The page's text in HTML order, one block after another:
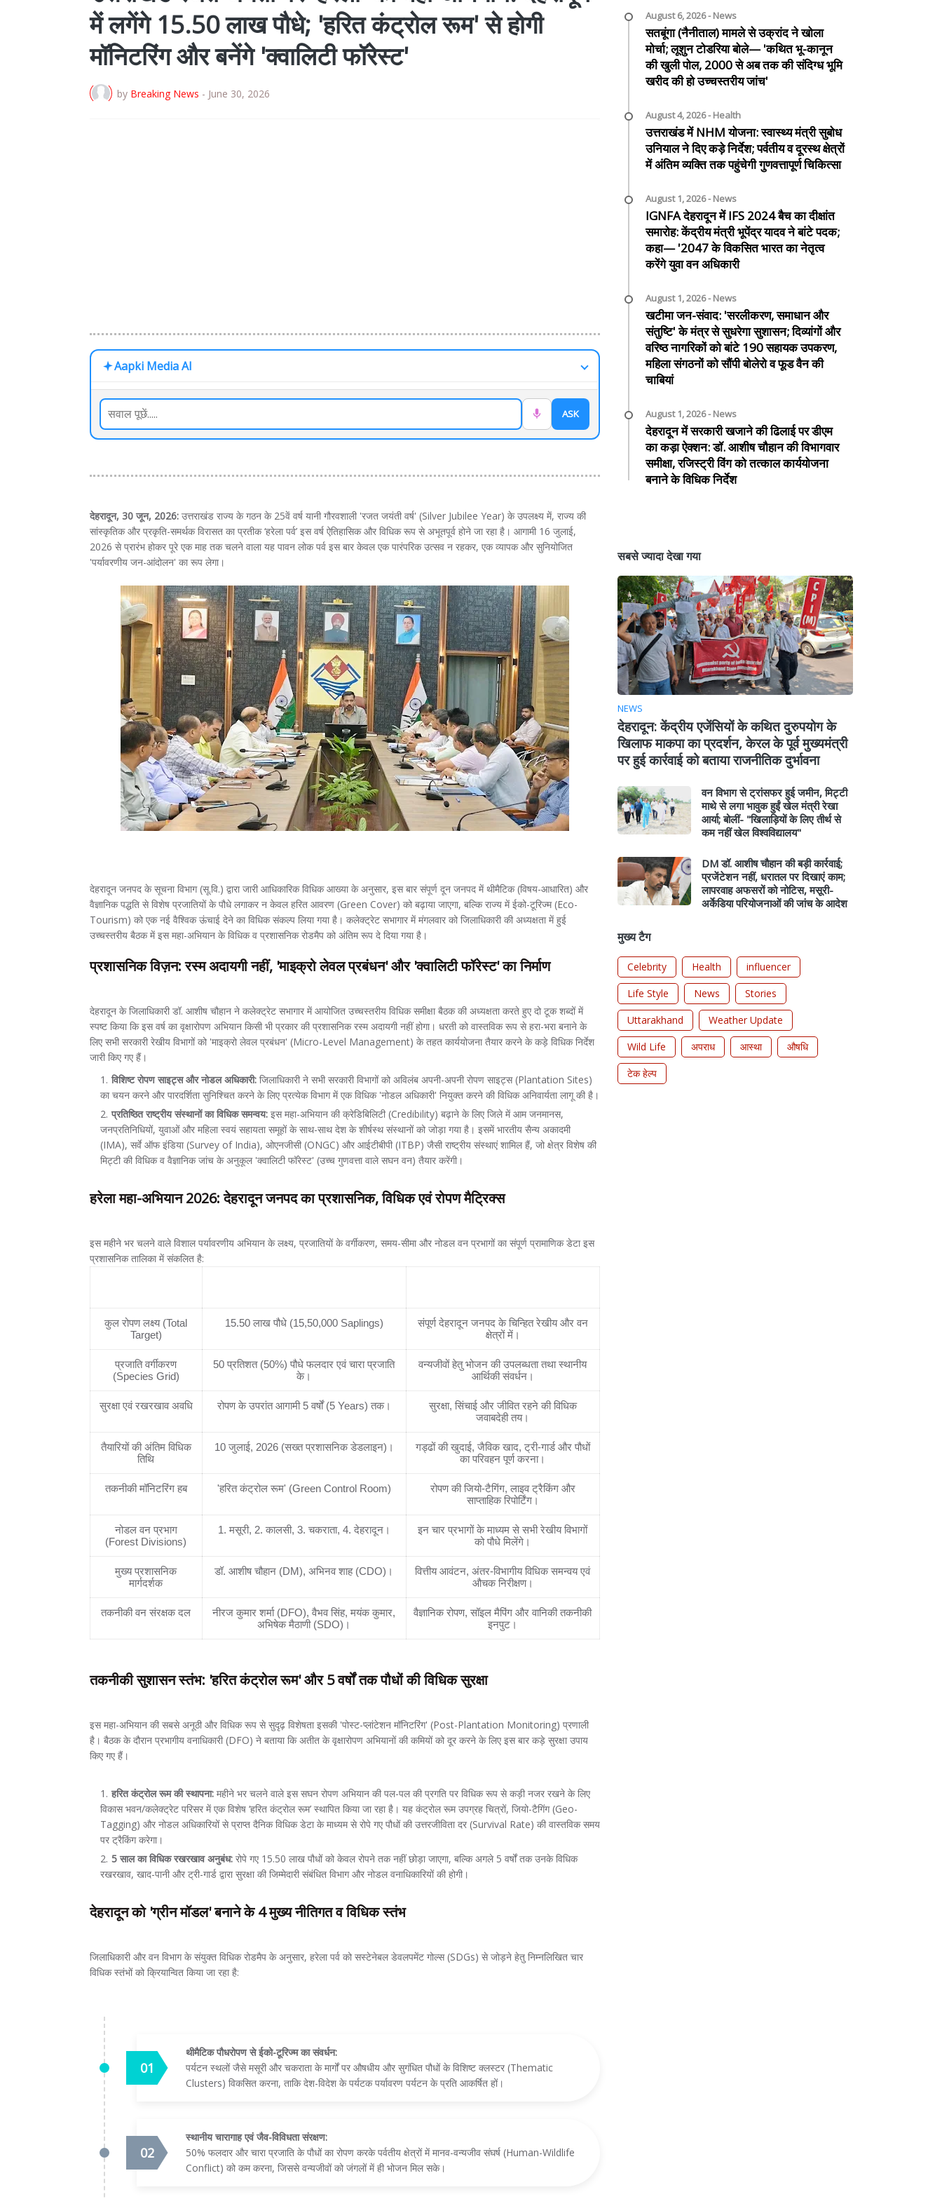
में लगेंगे 15.50 लाख पौधे; 'हरित कंट्रोल रूम' से होगी
मॉनिटरिंग और बनेंगे 'क्वालिटी फॉरेस्ट'
by Breaking News - June 30, 2026
Aapki Media AI
ASK
देहरादून, 30 जून, 2026:उत्तराखंड राज्य के गठन के 25वें वर्ष यानी गौरवशाली 'रजत जयंती वर्ष' (Silver Jubilee Year) के उपलक्ष्य में, राज्य की
सांस्कृतिक और प्रकृति-समर्थक विरासत का प्रतीक ‘हरेला पर्व’ इस वर्ष ऐतिहासिक और विधिक रूप से अभूतपूर्व होने जा रहा है। आगामी 16 जुलाई,
2026 से प्रारंभ होकर पूरे एक माह तक चलने वाला यह पावन लोक पर्व इस बार केवल एक पारंपरिक उत्सव न रहकर, एक व्यापक और सुनियोजित
'पर्यावरणीय जन-आंदोलन' का रूप लेगा।
देहरादून जनपद के सूचना विभाग (सू.वि.) द्वारा जारी आधिकारिक विधिक आख्या के अनुसार, इस बार संपूर्ण दून जनपद में थीमैटिक (विषय-आधारित) और
वैज्ञानिक पद्धति से विशेष प्रजातियों के पौधे लगाकर न केवल हरित आवरण (Green Cover) को बढ़ाया जाएगा, बल्कि राज्य में ईको-टूरिज्म (Eco-
Tourism) को एक नई वैश्विक ऊंचाई देने का विधिक संकल्प लिया गया है। कलेक्ट्रेट सभागार में मंगलवार को जिलाधिकारी की अध्यक्षता में हुई
उच्चस्तरीय बैठक में इस महा-अभियान के विधिक व प्रशासनिक रोडमैप को अंतिम रूप दे दिया गया है।
प्रशासनिक विज़न: रस्म अदायगी नहीं, 'माइक्रो लेवल प्रबंधन' और 'क्वालिटी फॉरेस्ट' का निर्माण
देहरादून के जिलाधिकारी डॉ. आशीष चौहान ने कलेक्ट्रेट सभागार में आयोजित उच्चस्तरीय विधिक समीक्षा बैठक की अध्यक्षता करते हुए दो टूक शब्दों में
स्पष्ट किया कि इस वर्ष का वृक्षारोपण अभियान किसी भी प्रकार की प्रशासनिक रस्म अदायगी नहीं होगा। धरती को वास्तविक रूप से हरा-भरा बनाने के
लिए सभी सरकारी रेखीय विभागों को 'माइक्रो लेवल प्रबंधन' (Micro-Level Management) के तहत कार्ययोजना तैयार करने के कड़े विधिक निर्देश
जारी किए गए हैं।
विशिष्ट रोपण साइट्स और नोडल अधिकारी: जिलाधिकारी ने सभी सरकारी विभागों को अविलंब अपनी-अपनी रोपण साइट्स (Plantation Sites)
का चयन करने और पारदर्शिता सुनिश्चित करने के लिए प्रत्येक विभाग में एक विधिक 'नोडल अधिकारी' नियुक्त करने की विधिक अनिवार्यता लागू की है।
प्रतिष्ठित राष्ट्रीय संस्थानों का विधिक समन्वय: इस महा-अभियान की क्रेडिबिलिटी (Credibility) बढ़ाने के लिए जिले में आम जनमानस,
जनप्रतिनिधियों, युवाओं और महिला स्वयं सहायता समूहों के साथ-साथ देश के शीर्षस्थ संस्थानों को जोड़ा गया है। इसमें भारतीय सैन्य अकादमी
(IMA), सर्वे ऑफ इंडिया (Survey of India), ओएनजीसी (ONGC) और आईटीबीपी (ITBP) जैसी राष्ट्रीय संस्थाएं शामिल हैं, जो क्षेत्र विशेष की
मिट्टी की विधिक व वैज्ञानिक जांच के अनुकूल 'क्वालिटी फॉरेस्ट' (उच्च गुणवत्ता वाले सघन वन) तैयार करेंगी।
हरेला महा-अभियान 2026: देहरादून जनपद का प्रशासनिक, विधिक एवं रोपण मैट्रिक्स
इस महीने भर चलने वाले विशाल पर्यावरणीय अभियान के लक्ष्य, प्रजातियों के वर्गीकरण, समय-सीमा और नोडल वन प्रभागों का संपूर्ण प्रामाणिक डेटा इस
प्रशासनिक तालिका में संकलित है:
कुल रोपण लक्ष्य (Total
Target)
15.50 लाख पौधे (15,50,000 Saplings)
संपूर्ण देहरादून जनपद के चिन्हित रेखीय और वन
क्षेत्रों में।
प्रजाति वर्गीकरण
(Species Grid)
50 प्रतिशत (50%) पौधे फलदार एवं चारा प्रजाति
के।
वन्यजीवों हेतु भोजन की उपलब्धता तथा स्थानीय
आर्थिकी संवर्धन।
सुरक्षा एवं रखरखाव अवधि रोपण के उपरांत आगामी 5 वर्षों (5 Years) तक।
सुरक्षा, सिंचाई और जीवित रहने की विधिक
जवाबदेही तय।
तैयारियों की अंतिम विधिक
तिथि
10 जुलाई, 2026 (सख्त प्रशासनिक डेडलाइन)।
गड्ढों की खुदाई, जैविक खाद, ट्री-गार्ड और पौधों
का परिवहन पूर्ण करना।
तकनीकी मॉनिटरिंग हब 'हरित कंट्रोल रूम' (Green Control Room)
रोपण की जियो-टैगिंग, लाइव ट्रैकिंग और
साप्ताहिक रिपोर्टिंग।
नोडल वन प्रभाग
(Forest Divisions)
1. मसूरी, 2. कालसी, 3. चकराता, 4. देहरादून।
इन चार प्रभागों के माध्यम से सभी रेखीय विभागों
को पौधे मिलेंगे।
मुख्य प्रशासनिक
मार्गदर्शक
डॉ. आशीष चौहान (DM), अभिनव शाह (CDO)।
वित्तीय आवंटन, अंतर-विभागीय विधिक समन्वय एवं
औचक निरीक्षण।
तकनीकी वन संरक्षक दल
नीरज कुमार शर्मा (DFO), वैभव सिंह, मयंक कुमार,
अभिषेक मैठाणी (SDO)।
वैज्ञानिक रोपण, सॉइल मैपिंग और वानिकी तकनीकी
इनपुट।
तकनीकी सुशासन स्तंभ: 'हरित कंट्रोल रूम' और 5 वर्षों तक पौधों की विधिक सुरक्षा
इस महा-अभियान की सबसे अनूठी और विधिक रूप से सुदृढ़ विशेषता इसकी 'पोस्ट-प्लांटेशन मॉनिटरिंग' (Post-Plantation Monitoring) प्रणाली
है। बैठक के दौरान प्रभागीय वनाधिकारी (DFO) ने बताया कि अतीत के वृक्षारोपण अभियानों की कमियों को दूर करने के लिए इस बार कड़े सुरक्षा उपाय
किए गए हैं।
हरित कंट्रोल रूम की स्थापना: महीने भर चलने वाले इस सघन रोपण अभियान की पल-पल की प्रगति पर विधिक रूप से कड़ी नजर रखने के लिए
विकास भवन/कलेक्ट्रेट परिसर में एक विशेष ‘हरित कंट्रोल रूम’ स्थापित किया जा रहा है। यह कंट्रोल रूम उपग्रह चित्रों, जियो-टैगिंग (Geo-
Tagging) और नोडल अधिकारियों से प्राप्त दैनिक विधिक डेटा के माध्यम से रोपे गए पौधों की उत्तरजीविता दर (Survival Rate) की वास्तविक समय
पर ट्रैकिंग करेगा।
5 साल का विधिक रखरखाव अनुबंध:रोपे गए 15.50 लाख पौधों को केवल रोपने तक नहीं छोड़ा जाएगा, बल्कि अगले 5 वर्षों तक उनके विधिक
रखरखाव, खाद-पानी और ट्री-गार्ड द्वारा सुरक्षा की जिम्मेदारी संबंधित विभाग और नोडल वनाधिकारियों की होगी।
देहरादून को 'ग्रीन मॉडल' बनाने के 4 मुख्य नीतिगत व विधिक स्तंभ
जिलाधिकारी और वन विभाग के संयुक्त विधिक रोडमैप के अनुसार, हरेला पर्व को सस्टेनेबल डेवलपमेंट गोल्स (SDGs) से जोड़ने हेतु निम्नलिखित चार
विधिक स्तंभों को क्रियान्वित किया जा रहा है:
थीमैटिक पौधरोपण से ईको-टूरिज्म का संवर्धन:
पर्यटन स्थलों जैसे मसूरी और चकराता के मार्गों पर औषधीय और सुगंधित पौधों के विशिष्ट क्लस्टर (Thematic
Clusters) विकसित करना, ताकि देश-विदेश के पर्यटक पर्यावरण पर्यटन के प्रति आकर्षित हों।
स्थानीय चारागाह एवं जैव-विविधता संरक्षण:
50% फलदार और चारा प्रजाति के पौधों का रोपण करके पर्वतीय क्षेत्रों में मानव-वन्यजीव संघर्ष (Human-Wildlife
Conflict) को कम करना, जिससे वन्यजीवों को जंगलों में ही भोजन मिल सके।
August 6, 2026 - News
सतबूंगा (नैनीताल) मामले से उक्रांद ने खोला
मोर्चा; लूशुन टोडरिया बोले— 'कथित भू-कानून
की खुली पोल, 2000 से अब तक की संदिग्ध भूमि
खरीद की हो उच्चस्तरीय जांच'
August 4, 2026 - Health
उत्तराखंड में NHM योजना: स्वास्थ्य मंत्री सुबोध
उनियाल ने दिए कड़े निर्देश; पर्वतीय व दूरस्थ क्षेत्रों
में अंतिम व्यक्ति तक पहुंचेगी गुणवत्तापूर्ण चिकित्सा
August 1, 2026 - News
IGNFA देहरादून में IFS 2024 बैच का दीक्षांत
समारोह: केंद्रीय मंत्री भूपेंद्र यादव ने बांटे पदक;
कहा— '2047 के विकसित भारत का नेतृत्व
करेंगे युवा वन अधिकारी
August 1, 2026 - News
खटीमा जन-संवाद: 'सरलीकरण, समाधान और
संतुष्टि' के मंत्र से सुधरेगा सुशासन; दिव्यांगों और
वरिष्ठ नागरिकों को बांटे 190 सहायक उपकरण,
महिला संगठनों को सौंपी बोलेरो व फूड वैन की
चाबियां
August 1, 2026 - News
देहरादून में सरकारी खजाने की ढिलाई पर डीएम
का कड़ा ऐक्शन: डॉ. आशीष चौहान की विभागवार
समीक्षा, रजिस्ट्री विंग को तत्काल कार्ययोजना
बनाने के विधिक निर्देश
सबसे ज्यादा देखा गया
NEWS
देहरादून: केंद्रीय एजेंसियों के कथित दुरुपयोग के
खिलाफ माकपा का प्रदर्शन, केरल के पूर्व मुख्यमंत्री
पर हुई कार्रवाई को बताया राजनीतिक दुर्भावना
वन विभाग से ट्रांसफर हुई जमीन, मिट्टी
माथे से लगा भावुक हुईं खेल मंत्री रेखा
आर्या; बोलीं- "खिलाड़ियों के लिए तीर्थ से
कम नहीं खेल विश्वविद्यालय"
DM डॉ. आशीष चौहान की बड़ी कार्रवाई;
प्रजेंटेशन नहीं, धरातल पर दिखाएं काम;
लापरवाह अफसरों को नोटिस, मसूरी-
अर्केडिया परियोजनाओं की जांच के आदेश
मुख्य टैग
Celebrity Health
influencer
Life Style
News
Stories
Uttarakhand
Weather Update
Wild Life
अपराध आस्था
औषधि
टेक हेल्प